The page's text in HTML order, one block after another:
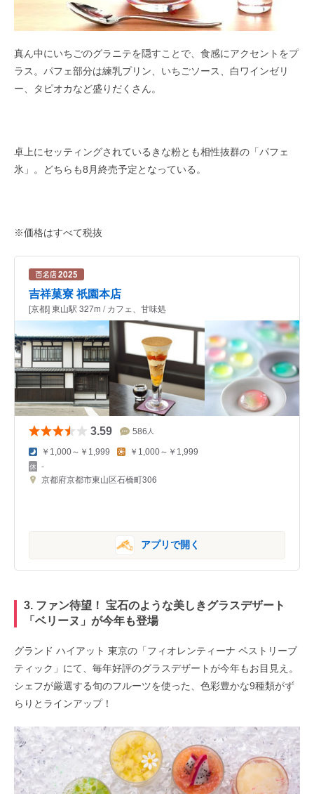
真ん中にいちごのグラニテを隠すことで、食感にアクセントをプ
ラス。パフェ部分は練乳プリン、いちごソース、白ワインゼリ
ー、タピオカなど盛りだくさん。
卓上にセッティングされているきな粉とも相性抜群の「パフェ
氷」。どちらも8月終売予定となっている。
※価格はすべて税抜
吉祥菓寮 祇園本店
[京都] 東山駅 327m / カフェ、甘味処
3.59 586 人
￥1,000～￥1,999 ￥1,000～￥1,999
-
京都府京都市東山区石橋町306
アプリで開く
3. ファン待望！ 宝石のような美しきグラスデザート
「ベリーヌ」が今年も登場
グランド ハイアット 東京の「フィオレンティーナ ペストリーブ
ティック」にて、毎年好評のグラスデザートが今年もお目見え。
シェフが厳選する旬のフルーツを使った、色彩豊かな9種類がず
らりとラインアップ！